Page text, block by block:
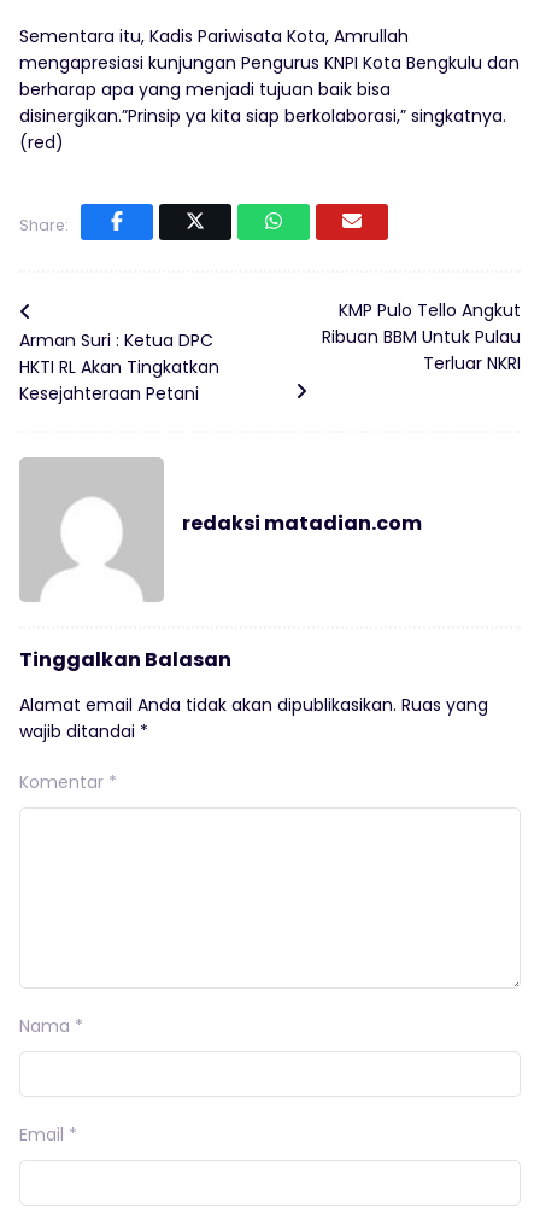
Sementara itu, Kadis Pariwisata Kota, Amrullah
mengapresiasi kunjungan Pengurus KNPI Kota Bengkulu dan
berharap apa yang menjadi tujuan baik bisa
disinergikan.”Prinsip ya kita siap berkolaborasi,” singkatnya.
(red)
Share:
Arman Suri : Ketua DPC
HKTI RL Akan Tingkatkan
Kesejahteraan Petani
KMP Pulo Tello Angkut
Ribuan BBM Untuk Pulau
Terluar NKRI
redaksi matadian.com
Tinggalkan Balasan
Alamat email Anda tidak akan dipublikasikan. Ruas yang
wajib ditandai *
Komentar *
Nama *
Email *